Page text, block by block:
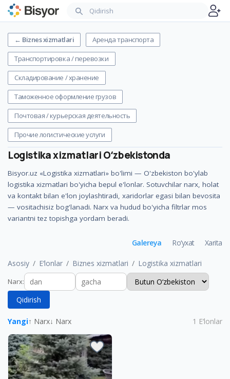
← Biznes xizmatlari Аренда транспорта
Транспортировка / перевозки
Складирование / хранение
Таможенное оформление грузов
Почтовая / курьерская деятельность
Прочие логистические услуги
Logistika xizmatlariOʻzbekistonda
Bisyor.uz «Logistika xizmatlari» bo'limi — O'zbekiston bo'ylab
logistika xizmatlari bo'yicha bepul e'lonlar. Sotuvchilar narx, holat
va kontakt bilan e'lon joylashtiradi, xaridorlar egasi bilan bevosita
— vositachisiz bog'lanadi. Narx va hudud bo'yicha filtrlar mos
variantni tez topishga yordam beradi.
Asosiy E‘lonlar Biznes xizmatlari Logistika xizmatlari
Galereya Ro‘yxat Xarita
Narx:
Qidirish
Yangi↑ Narx↓ Narx 1 E‘lonlar